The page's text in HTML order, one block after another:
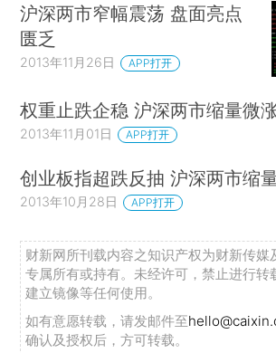
沪深两市窄幅震荡 盘面亮点
匮乏
2013年11月26日 APP打开
权重止跌企稳 沪深两市缩量微
2013年11月01日 APP打开
创业板指超跌反抽 沪深两市缩
2013年10月28日 APP打开
财新网所刊载内容之知识产权为财新传媒
专属所有或持有。未经许可，禁止进行转
建立镜像等任何使用。
如有意愿转载，请发邮件至
确认及授权后，方可转载。